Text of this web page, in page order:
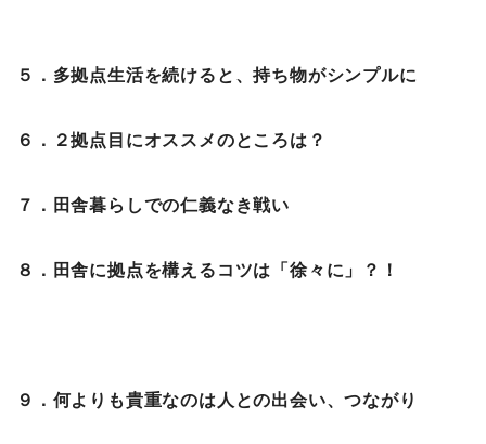
５．多拠点生活を続けると、持ち物がシンプルに
６．２拠点目にオススメのところは？
７．田舎暮らしでの仁義なき戦い
８．田舎に拠点を構えるコツは「徐々に」？！
９．何よりも貴重なのは人との出会い、つながり